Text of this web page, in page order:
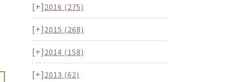
[+]2016 (275)
[+]2015 (268)
[+]2014 (158)
[+]2013 (62)